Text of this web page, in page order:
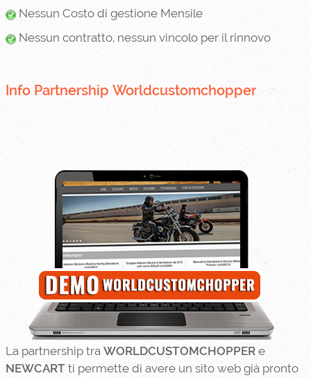
Nessun Costo di gestione Mensile
Nessun contratto, nessun vincolo per il rinnovo
Info Partnership Worldcustomchopper
La partnership tra WORLDCUSTOMCHOPPER e
NEWCART ti permette di avere un sito web già pronto